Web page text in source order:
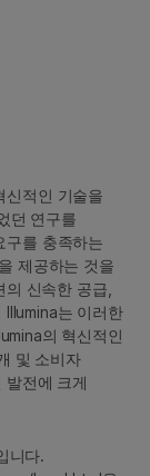
신적인 기술을
던 연구를
구를 충족하는
제공하는 것을
신속한 공급,
는 이러한
의 혁신적인
및 소비자
발전에 크게
니다.